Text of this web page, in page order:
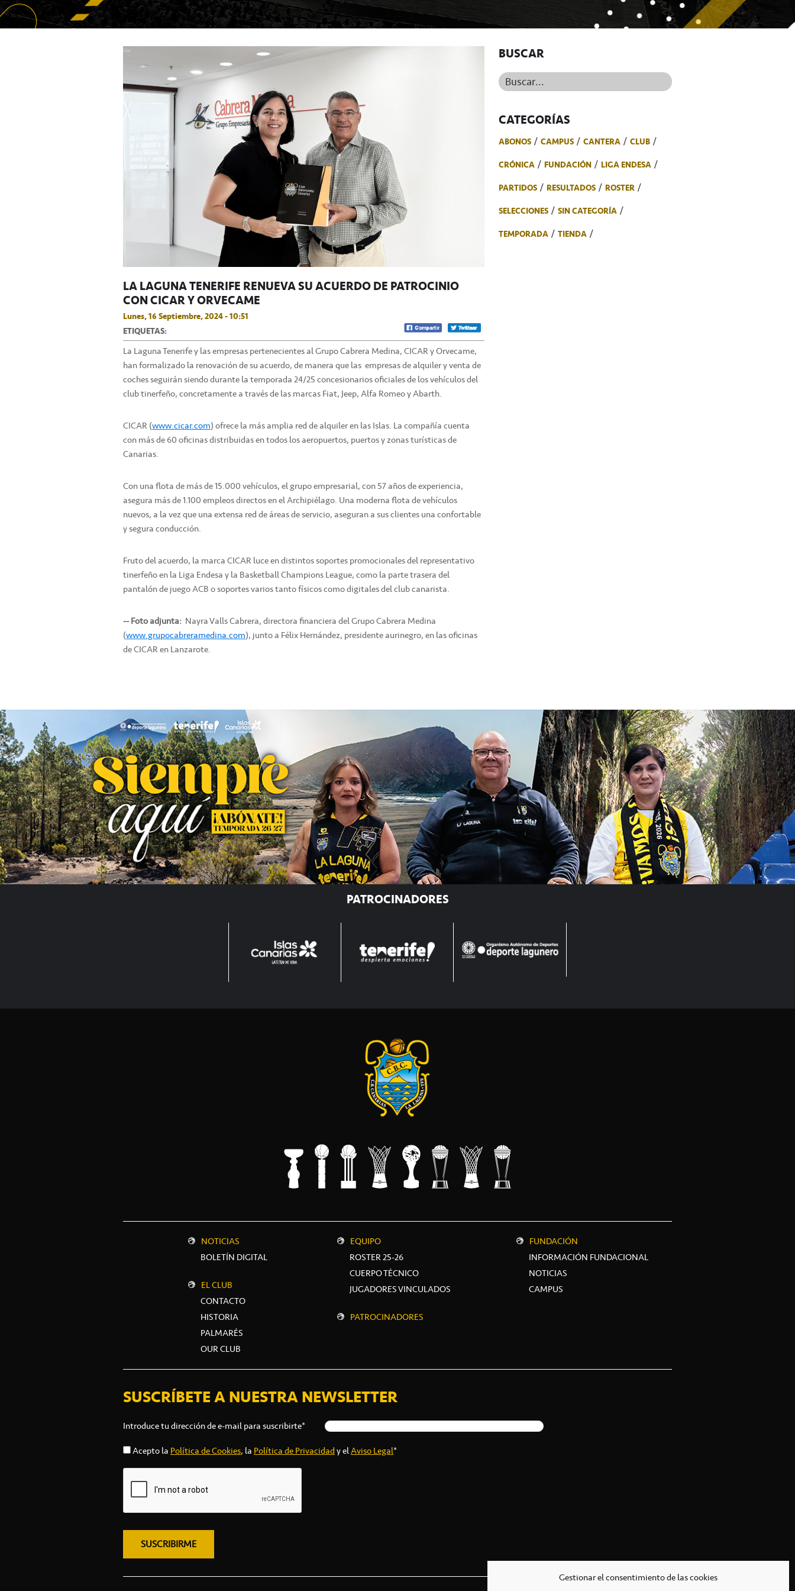
Gestionar el consentimiento de las cookies
LA LAGUNA TENERIFE RENUEVA SU ACUERDO DE PATROCINIO
CON CICAR Y ORVECAME
Lunes, 16 Septiembre, 2024 - 10:51
ETIQUETAS:
La Laguna Tenerife y las empresas pertenecientes al Grupo Cabrera Medina, CICAR y Orvecame,
han formalizado la renovación de su acuerdo, de manera que las empresas de alquiler y venta de
coches seguirán siendo durante la temporada 24/25 concesionarios oficiales de los vehículos del
club tinerfeño, concretamente a través de las marcas Fiat, Jeep, Alfa Romeo y Abarth.
CICAR (www.cicar.com) ofrece la más amplia red de alquiler en las Islas. La compañía cuenta
con más de 60 oficinas distribuidas en todos los aeropuertos, puertos y zonas turísticas de
Canarias.
Con una flota de más de 15.000 vehículos, el grupo empresarial, con 57 años de experiencia,
asegura más de 1.100 empleos directos en el Archipiélago. Una moderna flota de vehículos
nuevos, a la vez que una extensa red de áreas de servicio, aseguran a sus clientes una confortable
y segura conducción.
Fruto del acuerdo, la marca CICAR luce en distintos soportes promocionales del representativo
tinerfeño en la Liga Endesa y la Basketball Champions League, como la parte trasera del
pantalón de juego ACB o soportes varios tanto físicos como digitales del club canarista.
-- Foto adjunta: Nayra Valls Cabrera, directora financiera del Grupo Cabrera Medina
(www.grupocabreramedina.com), junto a Félix Hernández, presidente aurinegro, en las oficinas
de CICAR en Lanzarote.
BUSCAR
Buscar...
CATEGORÍAS
ABONOS CAMPUS CANTERA
CLUB
CRÓNICA
FUNDACIÓN
LIGA ENDESA
PARTIDOS
RESULTADOS
ROSTER
SELECCIONES
SIN CATEGORÍA
TEMPORADA
TIENDA
PATROCINADORES
NOTICIAS
BOLETÍN DIGITAL
EL CLUB
CONTACTO
HISTORIA
PALMARÉS
OUR CLUB
EQUIPO
ROSTER 25-26
CUERPO TÉCNICO
JUGADORES VINCULADOS
PATROCINADORES
FUNDACIÓN
INFORMACIÓN FUNDACIONAL
NOTICIAS
CAMPUS
SUSCRÍBETE A NUESTRA NEWSLETTER
Introduce tu dirección de e-mail para suscribirte*
Acepto laPolítica de Cookies, laPolítica de Privacidady elAviso Legal*